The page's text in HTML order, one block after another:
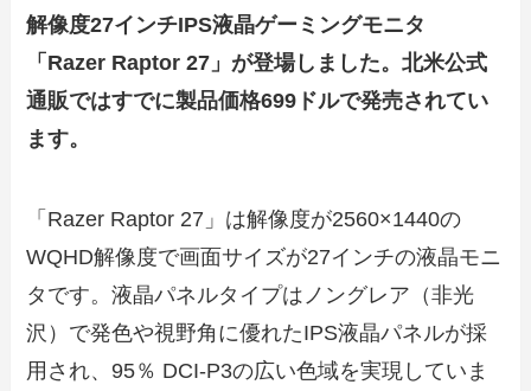
解像度27インチIPS液晶ゲーミングモニタ
「Razer Raptor 27」が登場しました。北米公式
通販ではすでに製品価格699ドルで発売されてい
ます。
「Razer Raptor 27」は解像度が2560×1440の
WQHD解像度で画面サイズが27インチの液晶モニ
タです。液晶パネルタイプはノングレア（非光
沢）で発色や視野角に優れたIPS液晶パネルが採
用され、95％ DCI-P3の広い色域を実現していま